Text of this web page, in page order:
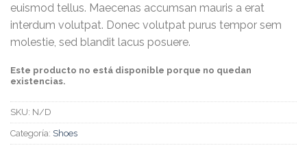
euismod tellus. Maecenas accumsan mauris a erat
interdum volutpat. Donec volutpat purus tempor sem
molestie, sed blandit lacus posuere.
Este producto no está disponible porque no quedan
existencias.
SKU: N/D
Categoría: Shoes